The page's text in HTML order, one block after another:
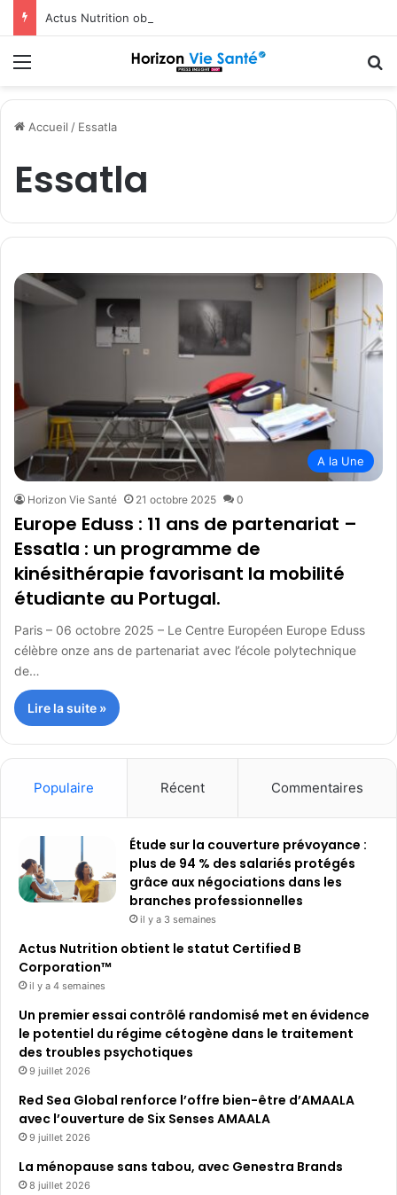
Actus Nutrition obtient le statut Certified B Corporation™
Menu
Accueil / Essatla
Essatla
A la Une
Horizon Vie Santé 21 octobre 2025 0
Europe Eduss : 11 ans de partenariat –
Essatla : un programme de
kinésithérapie favorisant la mobilité
étudiante au Portugal.
Paris – 06 octobre 2025 – Le Centre Européen Europe Eduss
célèbre onze ans de partenariat avec l’école polytechnique
de…
Lire la suite »
Populaire Récent Commentaires
Étude sur la couverture prévoyance :
plus de 94 % des salariés protégés
grâce aux négociations dans les
branches professionnelles
il y a 3 semaines
Actus Nutrition obtient le statut Certified B
Corporation™
il y a 4 semaines
Un premier essai contrôlé randomisé met en évidence
le potentiel du régime cétogène dans le traitement
des troubles psychotiques
9 juillet 2026
Red Sea Global renforce l’offre bien-être d’AMAALA
avec l’ouverture de Six Senses AMAALA
9 juillet 2026
La ménopause sans tabou, avec Genestra Brands
8 juillet 2026